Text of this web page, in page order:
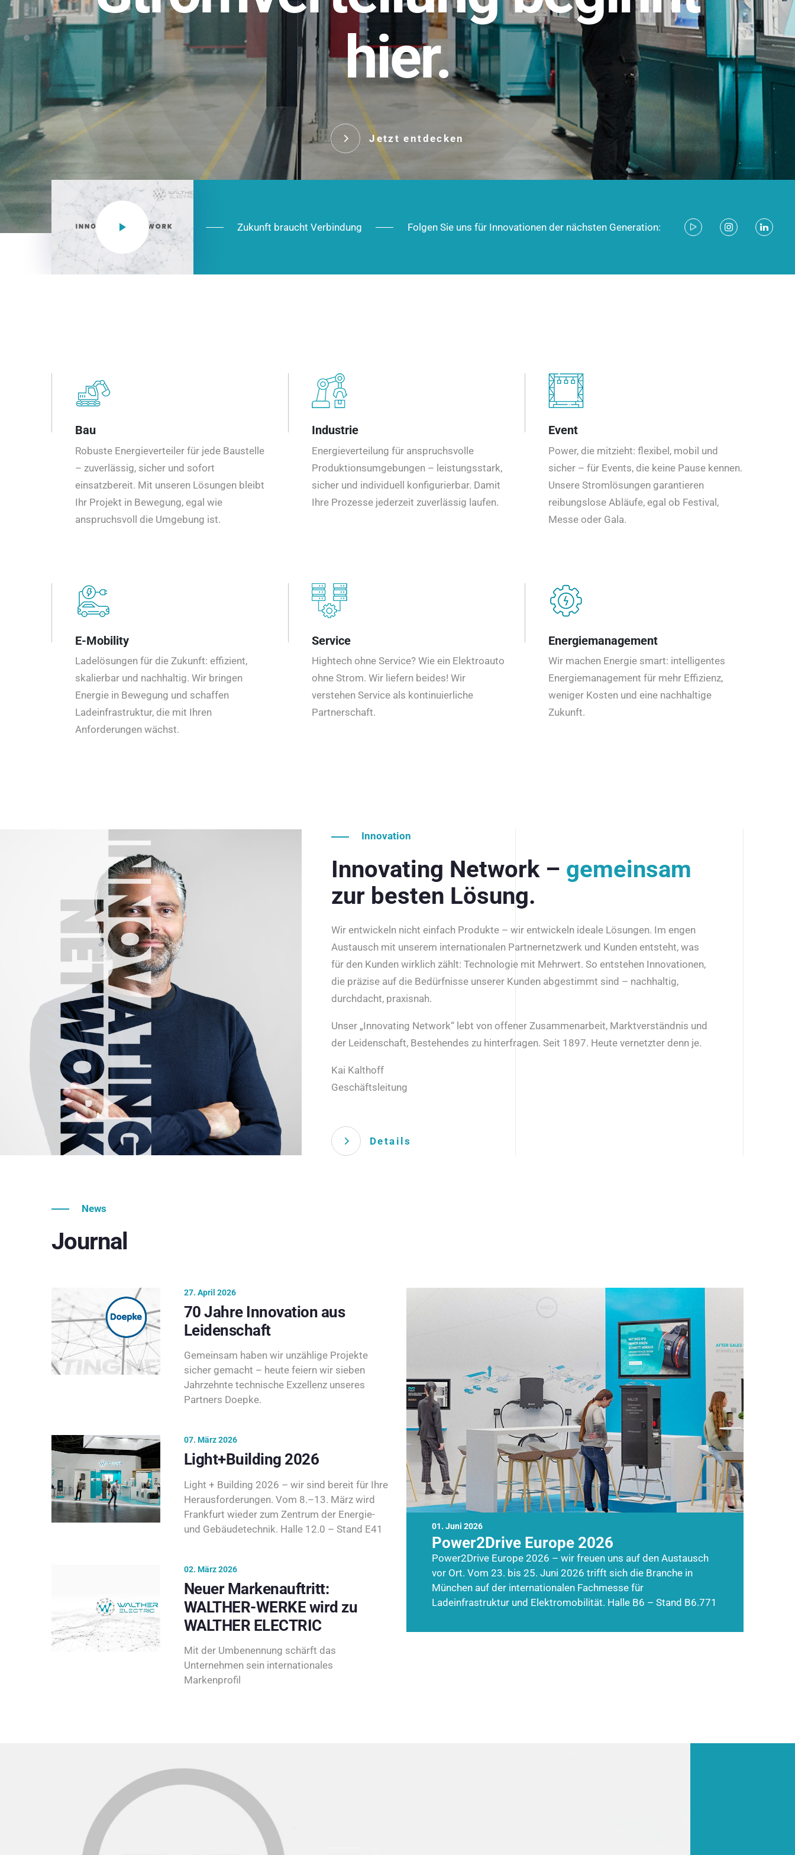
hier.
Jetzt entdecken
NEO CEE: Energieverteilung mit System. Robust im Alltag,
effizient in der Installation, zukunftsfähig im Ausbau.
Das innovative Stecksystem für industrielle Anwendungen –
robust, IP-geschützt und zukunftsfähig.
Jetzt entdecken
Zukunft braucht Verbindung Folgen Sie uns für Innovationen der nächsten Generation:
Bau
Robuste Energieverteiler für jede Baustelle
– zuverlässig, sicher und sofort
einsatzbereit. Mit unseren Lösungen bleibt
Ihr Projekt in Bewegung, egal wie
anspruchsvoll die Umgebung ist.
Industrie
Energieverteilung für anspruchsvolle
Produktionsumgebungen – leistungsstark,
sicher und individuell konfigurierbar. Damit
Ihre Prozesse jederzeit zuverlässig laufen.
Event
Power, die mitzieht: flexibel, mobil und
sicher – für Events, die keine Pause kennen.
Unsere Stromlösungen garantieren
reibungslose Abläufe, egal ob Festival,
Messe oder Gala.
E-Mobility
Ladelösungen für die Zukunft: effizient,
skalierbar und nachhaltig. Wir bringen
Energie in Bewegung und schaffen
Ladeinfrastruktur, die mit Ihren
Anforderungen wächst.
Service
Hightech ohne Service? Wie ein Elektroauto
ohne Strom. Wir liefern beides! Wir
verstehen Service als kontinuierliche
Partnerschaft.
Energiemanagement
Wir machen Energie smart: intelligentes
Energiemanagement für mehr Effizienz,
weniger Kosten und eine nachhaltige
Zukunft.
Innovation
Innovating Network – gemeinsam
zur besten Lösung.
Wir entwickeln nicht einfach Produkte – wir entwickeln ideale Lösungen. Im engen
Austausch mit unserem internationalen Partnernetzwerk und Kunden entsteht, was
für den Kunden wirklich zählt: Technologie mit Mehrwert. So entstehen Innovationen,
die präzise auf die Bedürfnisse unserer Kunden abgestimmt sind – nachhaltig,
durchdacht, praxisnah.
Unser „Innovating Network“ lebt von offener Zusammenarbeit, Marktverständnis und
der Leidenschaft, Bestehendes zu hinterfragen. Seit 1897. Heute vernetzter denn je.
Kai Kalthoff
Geschäftsleitung
Details
News
Journal
01. Juni 2026
Power2Drive Europe 2026
Power2Drive Europe 2026 – wir freuen uns auf den Austausch
vor Ort. Vom 23. bis 25. Juni 2026 trifft sich die Branche in
München auf der internationalen Fachmesse für
Ladeinfrastruktur und Elektromobilität. Halle B6 – Stand B6.771
27. April 2026
70 Jahre Innovation aus
Leidenschaft
Gemeinsam haben wir unzählige Projekte
sicher gemacht – heute feiern wir sieben
Jahrzehnte technische Exzellenz unseres
Partners Doepke.
07. März 2026
Light+Building 2026
Light + Building 2026 – wir sind bereit für Ihre
Herausforderungen. Vom 8.–13. März wird
Frankfurt wieder zum Zentrum der Energie-
und Gebäudetechnik. Halle 12.0 – Stand E41
02. März 2026
Neuer Markenauftritt:
WALTHER-WERKE wird zu
WALTHER ELECTRIC
Mit der Umbenennung schärft das
Unternehmen sein internationales
Markenprofil